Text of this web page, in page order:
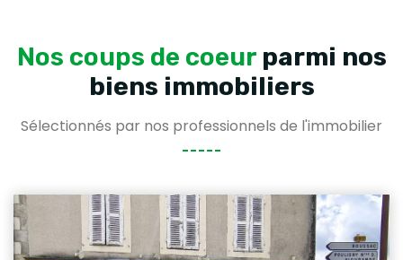
Nos coups de coeur parmi nos
biens immobiliers
Sélectionnés par nos professionnels de l'immobilier